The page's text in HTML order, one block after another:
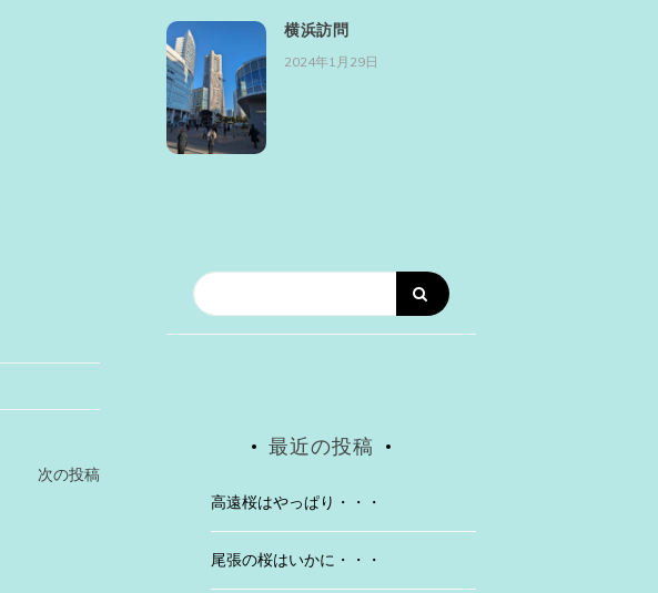
次の投稿
横浜訪問
2024年1月29日
最近の投稿
高遠桜はやっぱり・・・
尾張の桜はいかに・・・